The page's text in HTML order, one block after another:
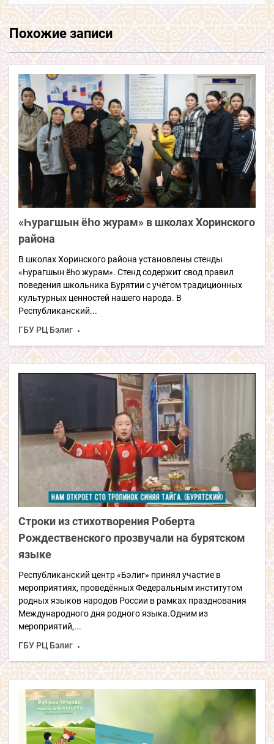
Похожие записи
«Һурагшын ёһо журам» в школах Хоринского
района
В школах Хоринского района установлены стенды
«Һурагшын ёһо журам». Стенд содержит свод правил
поведения школьника Бурятии с учётом традиционных
культурных ценностей нашего народа. В
Республиканский...
ГБУ РЦ Бэлиг
Строки из стихотворения Роберта
Рождественского прозвучали на бурятском
языке
Республиканский центр «Бэлиг» принял участие в
мероприятиях, проведённых Федеральным институтом
родных языков народов России в рамках празднования
Международного дня родного языка.Одним из
мероприятий,...
ГБУ РЦ Бэлиг